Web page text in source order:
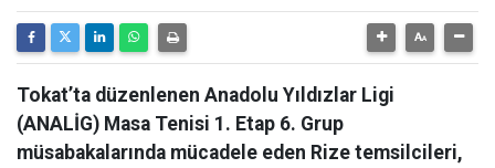
Tokat’ta düzenlenen Anadolu Yıldızlar Ligi
(ANALİG) Masa Tenisi 1. Etap 6. Grup
müsabakalarında mücadele eden Rize temsilcileri,